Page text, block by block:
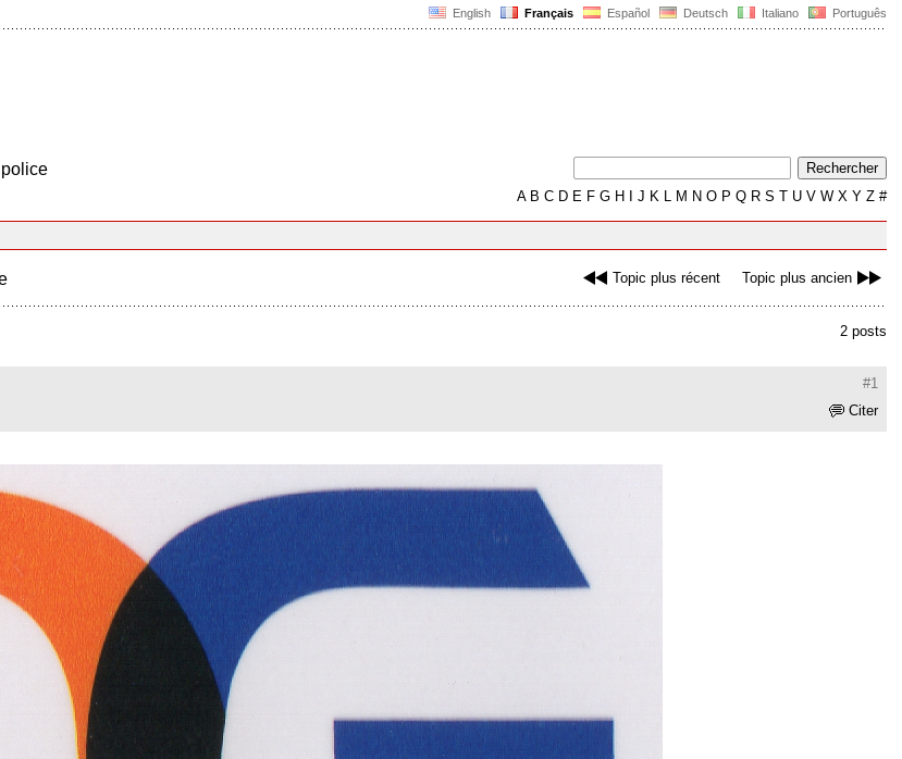
English Français Español Deutsch Italiano Português
AB C D E F G H J K L M N O P Q R S T U V W X Y Z #
Topic plus récent Topic plus ancien
2 posts
#1
Citer